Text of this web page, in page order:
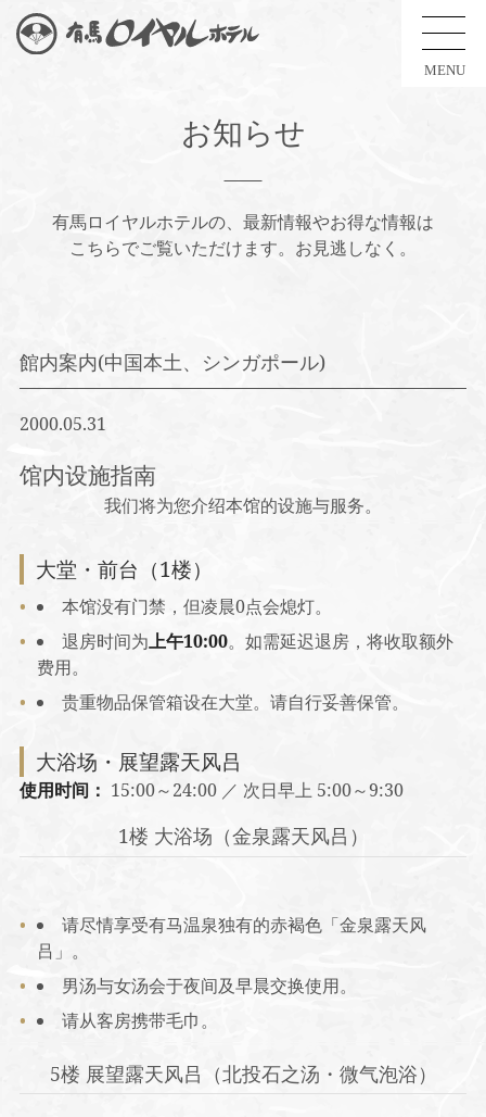
MENU
お知らせ
有馬ロイヤルホテルの、最新情報やお得な情報は
こちらでご覧いただけます。お見逃しなく。
館内案内(中国本土、シンガポール)
2000.05.31
馆内设施指南
我们将为您介绍本馆的设施与服务。
大堂・前台（1楼）
本馆没有门禁，但凌晨0点会熄灯。
退房时间为上午10:00。如需延迟退房，将收取额外
费用。
贵重物品保管箱设在大堂。请自行妥善保管。
大浴场・展望露天风吕
使用时间： 15:00～24:00 ／ 次日早上 5:00～9:30
1楼 大浴场（金泉露天风吕）
请尽情享受有马温泉独有的赤褐色「金泉露天风
吕」。
男汤与女汤会于夜间及早晨交换使用。
请从客房携带毛巾。
5楼 展望露天风吕（北投石之汤・微气泡浴）